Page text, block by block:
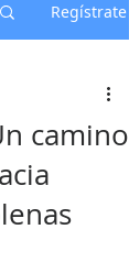
Regístrate
camino